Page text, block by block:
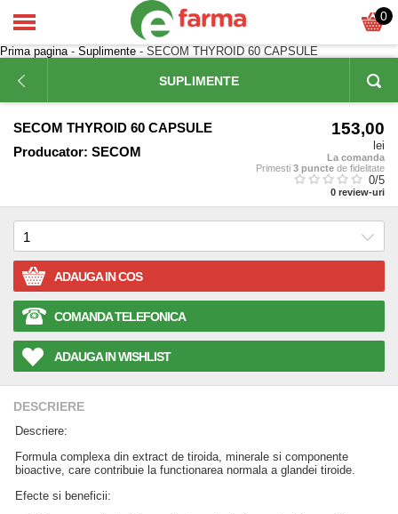
0
Prima pagina- Suplimente - SECOM THYROID 60 CAPSULE
SUPLIMENTE
SECOM THYROID 60 CAPSULE
Producator: SECOM
153,00
lei
La comanda
Primesti 3 puncte de fidelitate
0/5
0 review-uri
ADAUGA IN COS
COMANDA TELEFONICA
ADAUGA IN WISHLIST
DESCRIERE
Descriere:
Formula complexa din extract de tiroida, minerale si componente
bioactive, care contribuie la functionarea normala a glandei tiroide.
Efecte si beneficii: